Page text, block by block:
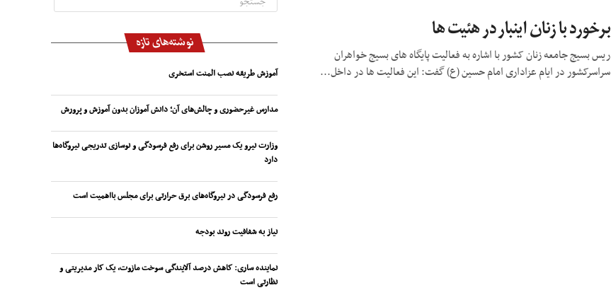
برخورد با زنان اینبار در هئیت ها
ریس بسیج جامعه زنان کشور با اشاره به فعالیت پایگاه های بسیج خواهران
سراسرکشور در ایام عزاداری امام حسین (ع) گفت: این فعالیت ها در داخل...
نوشته‌های تازه
آموزش طریقه نصب المنت استخری
مدارس غیرحضوری و چالش‌های آن؛ دانش آموزان بدون آموزش و پرورش
وزارت نیرو یک مسیر روشن برای رفع فرسودگی و نوسازی تدریجی نیروگاه‌ها
دارد
رفع فرسودگی در نیروگاه‌های برق حرارتی برای مجلس بااهمیت است
نیاز به شفافیت روند بودجه
نماینده ساری: کاهش درصد آلایندگی سوخت مازوت، یک کار مدیریتی و
نظارتی است